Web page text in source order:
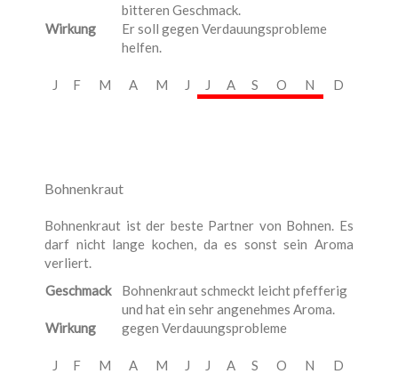
bitteren Geschmack.
Wirkung
Er soll gegen Verdauungsprobleme
helfen.
J F M A M J J A S O N D
Bohnenkraut
Bohnenkraut ist der beste Partner von Bohnen. Es
darf nicht lange kochen, da es sonst sein Aroma
verliert.
Geschmack
Bohnenkraut schmeckt leicht pfefferig
und hat ein sehr angenehmes Aroma.
Wirkung
gegen Verdauungsprobleme
J F M A M J J A S O N D